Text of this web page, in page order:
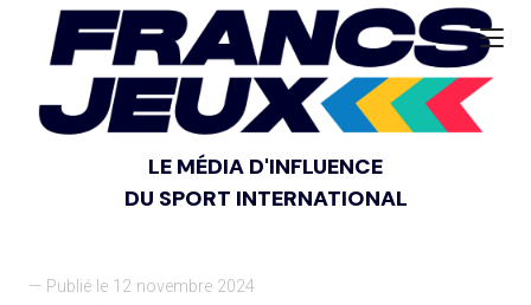
LE MÉDIA D'INFLUENCE
DU SPORT INTERNATIONAL
— Publié le 12 novembre 2024